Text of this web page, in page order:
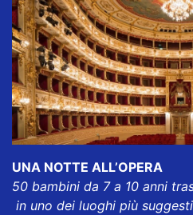
UNA NOTTE ALL’OPERA
50 bambini da 7 a 10 anni
in uno dei luoghi più